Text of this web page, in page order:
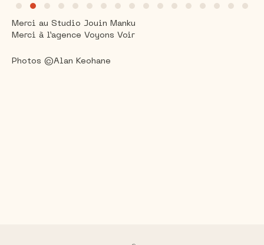
Merci au Studio Jouin Manku
Merci à l’agence Voyons Voir
Photos ©Alan Keohane